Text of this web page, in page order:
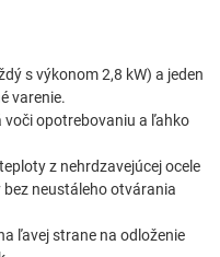
s výkonom 2,8 kW) a jeden
varenie.
voči opotrebovaniu a ľahko
z nehrdzavejúcej ocele
neustáleho otvárania
ľavej strane na odloženie